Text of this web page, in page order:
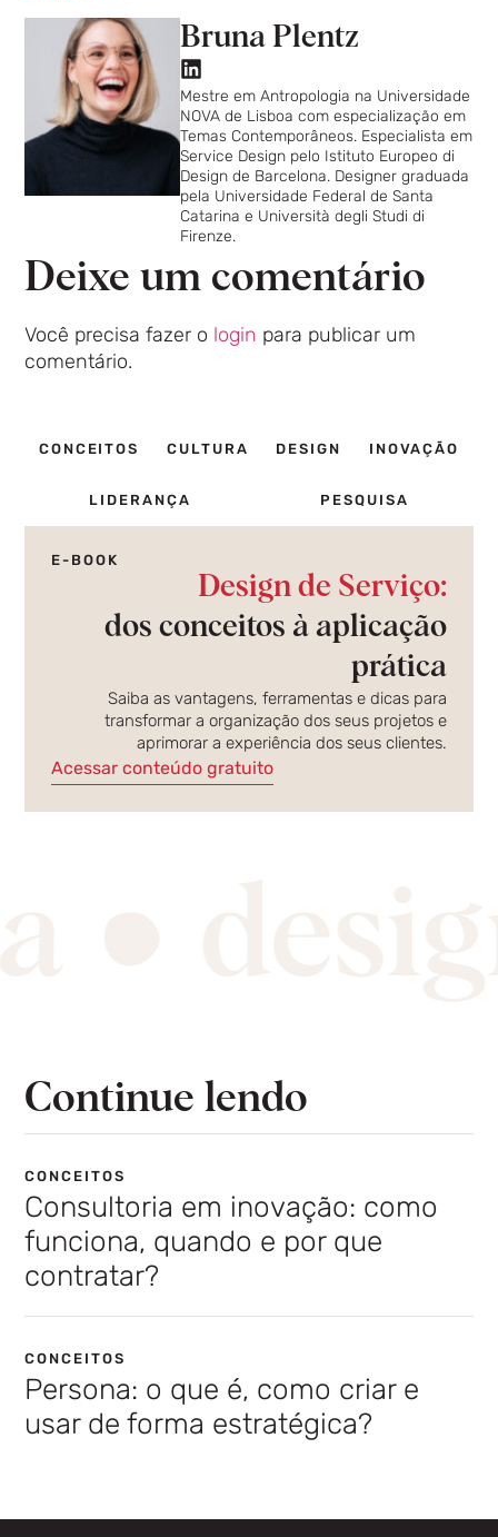
Bruna Plentz
Mestre em Antropologia na Universidade
NOVA de Lisboa com especialização em
Temas Contemporâneos. Especialista em
Service Design pelo Istituto Europeo di
Design de Barcelona. Designer graduada
pela Universidade Federal de Santa
Catarina e Università degli Studi di
Firenze.
Deixe um comentário
Você precisa fazer o login para publicar um
comentário.
CONCEITOS CULTURA DESIGN INOVAÇÃO
LIDERANÇA PESQUISA
E-BOOK
Design de Serviço:
dos conceitos à aplicação
prática
Saiba as vantagens, ferramentas e dicas para
transformar a organização dos seus projetos e
aprimorar a experiência dos seus clientes.
Acessar conteúdo gratuito
Continue lendo
CONCEITOS
Consultoria em inovação: como
funciona, quando e por que
contratar?
CONCEITOS
Persona: o que é, como criar e
usar de forma estratégica?